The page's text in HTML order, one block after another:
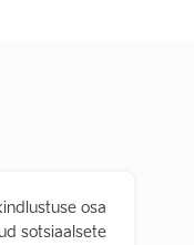
osa
sotsiaalsete